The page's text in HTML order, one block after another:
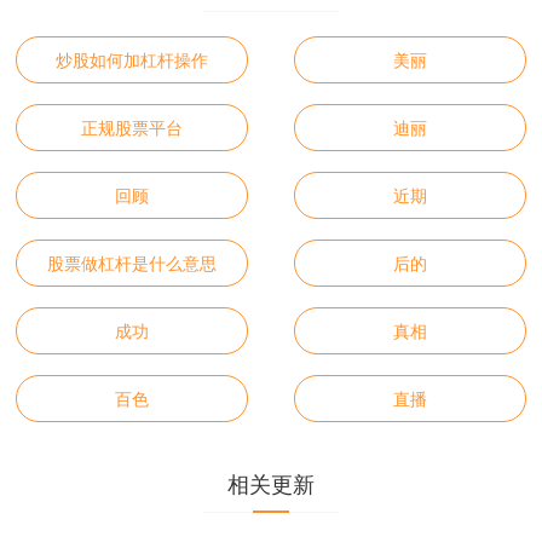
炒股如何加杠杆操作 美丽
正规股票平台 迪丽
回顾 近期
股票做杠杆是什么意思 后的
成功 真相
百色 直播
相关更新